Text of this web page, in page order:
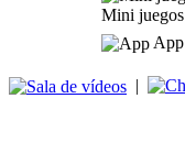
Mini juegos
App
|